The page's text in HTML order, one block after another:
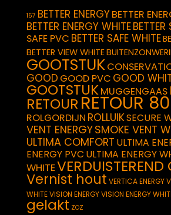
157 BETTER ENERGYBETTER
BETTER ENERGY WHITEBETTER
SAFE PVC BETTER SAFE WHITE
BETTER VIEW WHITE
GOOTSTUK
GOOD GOOD PVC GOOD
GOOTSTUKMUGGENGAAS
RETOUR RETOUR
ROLGORDIJN ROLLUIKSECURE
VENT ENERGYSMOKE VENT
ULTIMA COMFORT ULTIMA
ENERGY PVC ULTIMA ENERGY
WHITE
Vernist hout VERTICA ENERGY
WHITEVISION ENERGYVISION ENERGY
gelakt ZOZ